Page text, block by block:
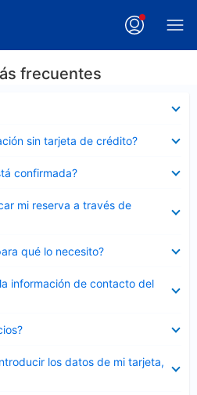
frecuentes
sin tarjeta de crédito?
confirmada?
mi reserva a través de
qué lo necesito?
información de contacto del
los datos de mi tarjeta,